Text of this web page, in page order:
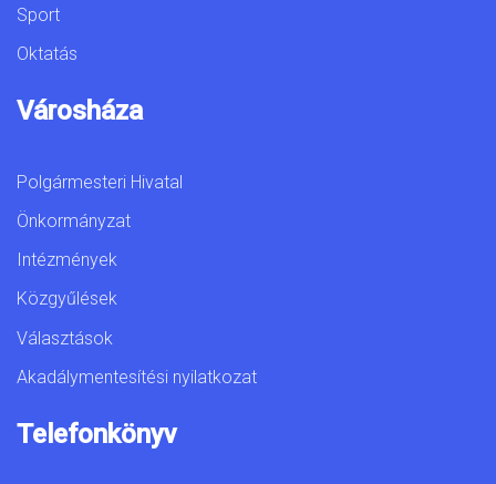
Sport
Oktatás
Városháza
Polgármesteri Hivatal
Önkormányzat
Intézmények
Közgyűlések
Választások
Akadálymentesítési nyilatkozat
Telefonkönyv